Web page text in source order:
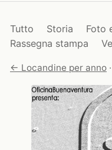
Tutto Storia Foto
Rassegna stampa
← Locandine per anno ·